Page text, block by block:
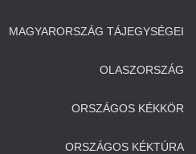
MAGYARORSZÁG TÁJEGYSÉGEI
OLASZORSZÁG
ORSZÁGOS KÉKKÖR
ORSZÁGOS KÉKTÚRA